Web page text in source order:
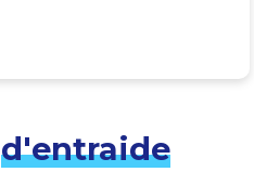
d'entraide